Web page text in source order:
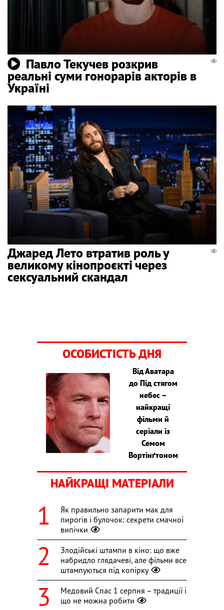
Павло Текучев розкрив
реальні суми гонорарів акторів в
Україні
Джаред Лето втратив роль у
великому кінопроєкті через
сексуальний скандал
ОСОБИСТІСТЬ ДНЯ
Від Аватара
до Під стягом
небес –
найкращі
фільми й
серіали із
Семом
Вортінґтоном
НАЙКРАЩІ МАТЕРІАЛИ
Як правильно запарити мак для
пирогів і булочок: секрети смачної
випічки
Злодійські штампи в кіно: що вже
набридло глядачеві, але фільми все
штампуються під копірку
Медовий Спас 1 серпня – традиції і
що не можна робити